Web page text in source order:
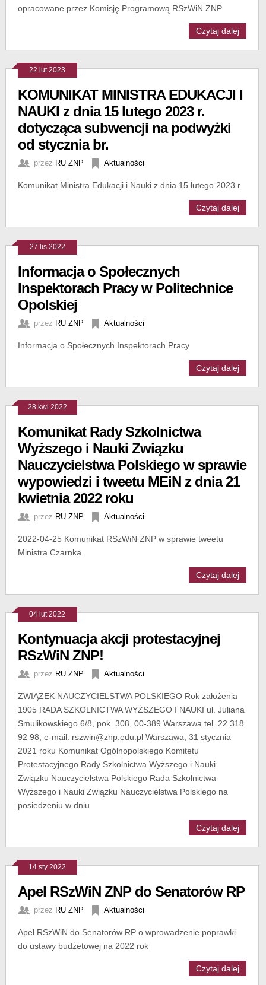
opracowane przez Komisję Programową RSzWiN ZNP.
Czytaj dalej
22 lut 2023
KOMUNIKAT MINISTRA EDUKACJI I
NAUKI z dnia 15 lutego 2023 r.
dotycząca subwencji na podwyżki
od stycznia br.
przez RU ZNP Aktualności
Komunikat Ministra Edukacji i Nauki z dnia 15 lutego 2023 r.
Czytaj dalej
27 lis 2022
Informacja o Społecznych
Inspektorach Pracy w Politechnice
Opolskiej
przez RU ZNP Aktualności
Informacja o Społecznych Inspektorach Pracy
Czytaj dalej
28 kwi 2022
Komunikat Rady Szkolnictwa
Wyższego i Nauki Związku
Nauczycielstwa Polskiego w sprawie
wypowiedzi i tweetu MEiN z dnia 21
kwietnia 2022 roku
przez RU ZNP Aktualności
2022-04-25 Komunikat RSzWiN ZNP w sprawie tweetu
Ministra Czarnka
Czytaj dalej
04 lut 2022
Kontynuacja akcji protestacyjnej
RSzWiN ZNP!
przez RU ZNP Aktualności
ZWIĄZEK NAUCZYCIELSTWA POLSKIEGO Rok założenia
1905 RADA SZKOLNICTWA WYŻSZEGO I NAUKI ul. Juliana
Smulikowskiego 6/8, pok. 308, 00-389 Warszawa tel. 22 318
92 98, e-mail: rszwin@znp.edu.pl Warszawa, 31 stycznia
2021 roku Komunikat Ogólnopolskiego Komitetu
Protestacyjnego Rady Szkolnictwa Wyższego i Nauki
Związku Nauczycielstwa Polskiego Rada Szkolnictwa
Wyższego i Nauki Związku Nauczycielstwa Polskiego na
posiedzeniu w dniu
Czytaj dalej
14 sty 2022
Apel RSzWiN ZNP do Senatorów RP
przez RU ZNP Aktualności
Apel RSzWiN do Senatorów RP o wprowadzenie poprawki
do ustawy budżetowej na 2022 rok
Czytaj dalej